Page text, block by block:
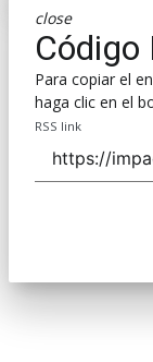
close
Código
Para copiar el
haga clic en el
RSS link